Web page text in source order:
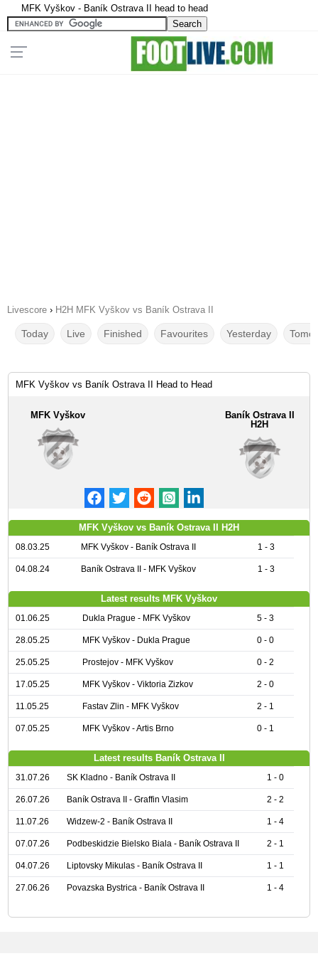
MFK Vyškov - Baník Ostrava II head to head
Livescore › H2H MFK Vyškov vs Baník Ostrava II
Today Live Finished Favourites Yesterday
MFK Vyškov vs Baník Ostrava II Head to Head
MFK Vyškov
Baník Ostrava II
H2H
MFK Vyškov vs Baník Ostrava II H2H
08.03.25 MFK Vyškov - Baník Ostrava II 1 - 3
04.08.24 Baník Ostrava II - MFK Vyškov 1 - 3
Latest results MFK Vyškov
01.06.25 Dukla Prague - MFK Vyškov 5 - 3
28.05.25 MFK Vyškov - Dukla Prague 0 - 0
25.05.25 Prostejov - MFK Vyškov 0 - 2
17.05.25 MFK Vyškov - Viktoria Zizkov 2 - 0
11.05.25 Fastav Zlin - MFK Vyškov 2 - 1
07.05.25 MFK Vyškov - Artis Brno 0 - 1
Latest results Baník Ostrava II
31.07.26 SK Kladno - Baník Ostrava II 1 - 0
26.07.26 Baník Ostrava II - Graffin Vlasim 2 - 2
11.07.26 Widzew-2 - Baník Ostrava II 1 - 4
07.07.26 Podbeskidzie Bielsko Biala - Baník Ostrava II 2 - 1
04.07.26 Liptovsky Mikulas - Baník Ostrava II 1 - 1
27.06.26 Povazska Bystrica - Baník Ostrava II 1 - 4